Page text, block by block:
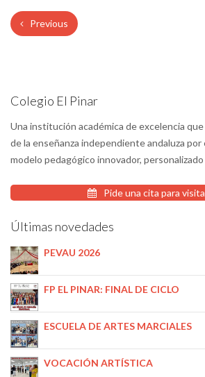
Previous
Colegio El Pinar
Una institución académica de excelencia
de la enseñanza independiente andaluza por
modelo pedagógico innovador,
Pide una cita para
Últimas novedades
PEVAU 2026
FP EL PINAR: FINAL DE CICLO
ESCUELA DE ARTES MARCIALES
VOCACIÓN ARTÍSTICA